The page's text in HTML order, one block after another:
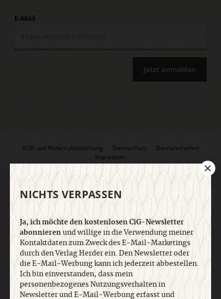
E-Mail
Jetzt anmelden
AGB und Widerrufsbelehrung Datenschutz
Barrierefreiheit
Impressum
Vertrag widerrufen Abo online kündigen
NICHTS VERPASSEN
Ja, ich möchte den kostenlosen CiG-Newsletter
abonnierenund willige in die Verwendung meiner
Kontaktdaten zum Zweck des E-Mail-Marketings
durch den Verlag Herder ein. Den Newsletter oder
die E-Mail-Werbung kann ich jederzeit abbestellen.
Ich bin einverstanden, dass mein
personenbezogenes Nutzungsverhalten in
Newsletter und E-Mail-Werbung erfasst und